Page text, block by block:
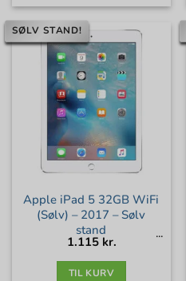
SØLV STAND!
Apple iPad 5 32GB WiFi
(Sølv) – 2017 – Sølv
stand
1.115 kr.
TIL KURV